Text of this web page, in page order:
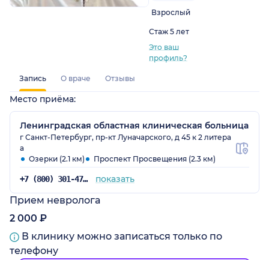
Взрослый
Стаж 5 лет
Это ваш
профиль?
Запись О враче Отзывы
Место приёма:
Ленинградская областная клиническая больница
г Санкт-Петербург, пр-кт Луначарского, д 45 к 2 литера
а
Озерки (2.1 км)
Проспект Просвещения (2.3 км)
+7 (800) 301-47-47 показать
Прием невролога
2 000 ₽
В клинику можно записаться только по
телефону